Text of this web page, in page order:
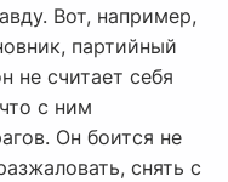
Вот, например,
партийный
не считает себя
с ним
Он боится не
снять с